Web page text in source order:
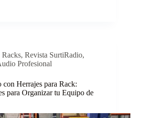
Racks, Revista SurtiRadio,
Profesional
Herrajes para Rack:
para Organizar tu Equipo de